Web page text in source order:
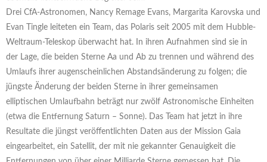
Drei CfA-Astronomen, Nancy Remage Evans, Margarita Karovska und
Evan Tingle leiteten ein Team, das Polaris seit 2005 mit dem Hubble-
Weltraum-Teleskop überwacht hat. In ihren Aufnahmen sind sie in
der Lage, die beiden Sterne Aa und Ab zu trennen und während des
Umlaufs ihrer augenscheinlichen Abstandsänderung zu folgen; die
jüngste Änderung der beiden Sterne in ihrer gemeinsamen
elliptischen Umlaufbahn beträgt nur zwölf Astronomische Einheiten
(etwa die Entfernung Saturn – Sonne). Das Team hat jetzt in ihre
Resultate die jüngst veröffentlichten Daten aus der Mission Gaia
eingearbeitet, ein Satellit, der mit nie gekannter Genauigkeit die